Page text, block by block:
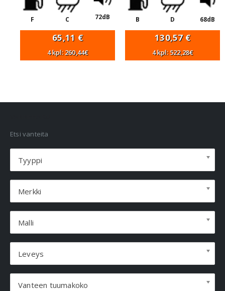
F C 72dB
65,11 €
4 kpl: 260,44€
B D 68dB
130,57 €
4 kpl: 522,28€
Etsi vanteita
Tyyppi
Merkki
Malli
Leveys
Vanteen tuumakoko